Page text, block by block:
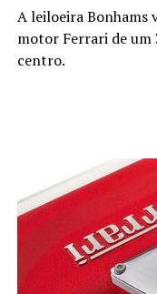
A leiloeira Bonhams
motor Ferrari de um
centro.